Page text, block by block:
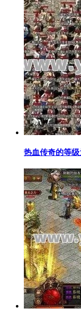
热血传奇的等